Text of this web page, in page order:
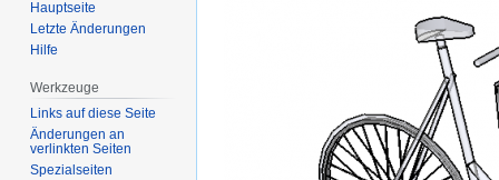
Hauptseite
Letzte Änderungen
Hilfe
Werkzeuge
Links auf diese Seite
Änderungen an
verlinkten Seiten
Spezialseiten